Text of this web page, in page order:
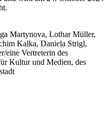
Martynova, Lothar Müller,
Kalka, Daniela Strigl,
eine Vertreterin des
Kultur und Medien, des